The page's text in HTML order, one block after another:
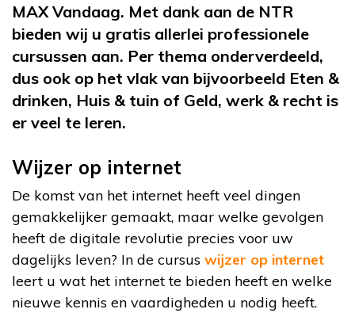
MAX Vandaag. Met dank aan de NTR
bieden wij u gratis allerlei professionele
cursussen aan. Per thema onderverdeeld,
dus ook op het vlak van bijvoorbeeld Eten &
drinken, Huis & tuin of Geld, werk & recht is
er veel te leren.
Wijzer op internet
De komst van het internet heeft veel dingen
gemakkelijker gemaakt, maar welke gevolgen
heeft de digitale revolutie precies voor uw
dagelijks leven? In de cursus wijzer op internet
leert u wat het internet te bieden heeft en welke
nieuwe kennis en vaardigheden u nodig heeft.